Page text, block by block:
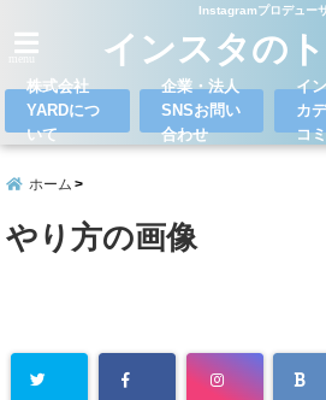
Instagramプロデュー
インスタの
株式会社
YARDにつ
いて
企業・法人
SNSお問い
合わせ
イ
カ
コ
ホーム
やり方の画像